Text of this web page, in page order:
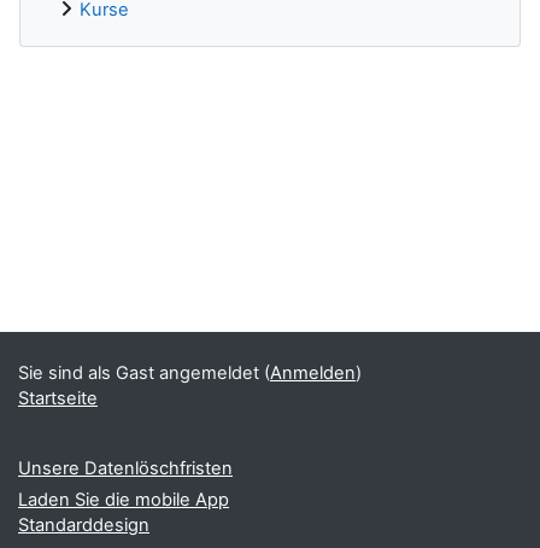
Kurse
Sie sind als Gast angemeldet (Anmelden)
Startseite
Unsere Datenlöschfristen
Laden Sie die mobile App
Standarddesign